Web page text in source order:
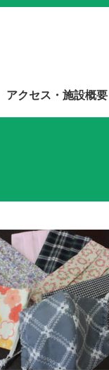
アクセス・施設概要